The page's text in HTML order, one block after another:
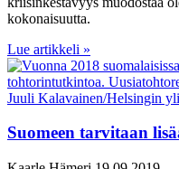
kokonaisuutta.
Lue artikkeli »
Suomeen tarvitaan